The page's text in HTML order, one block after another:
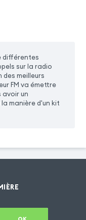
différentes
sur la radio
meilleurs
FM va émettre
avoir un
manière d'un kit